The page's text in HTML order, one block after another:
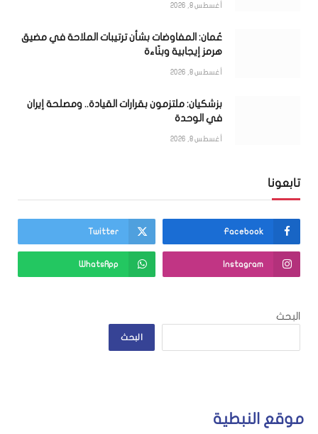
أغسطس 8, 2026
عُمان: المفاوضات بشأن ترتيبات الملاحة في مضيق
هرمز إيجابية وبنّاءة
أغسطس 8, 2026
بزشكيان: ملتزمون بقرارات القيادة.. ومصلحة إيران
في الوحدة
أغسطس 8, 2026
تابعونا
Facebook
Twitter
Instagram
WhatsApp
البحث
البحث
موقع النبطية